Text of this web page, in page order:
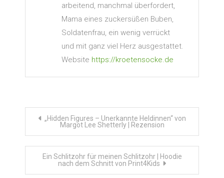
arbeitend, manchmal überfordert,
Mama eines zuckersüßen Buben,
Soldatenfrau, ein wenig verrückt
und mit ganz viel Herz ausgestattet.
Website https://kroetensocke.de
Beitragsnavigation
„Hidden Figures – Unerkannte Heldinnen“ von
Margot Lee Shetterly | Rezension
Ein Schlitzohr für meinen Schlitzohr | Hoodie
nach dem Schnitt von Print4Kids